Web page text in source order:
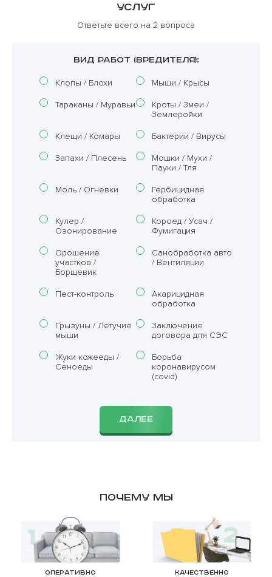
услуг
Ответьте всего на 2 вопроса
ВИД РАБОТ (ВРЕДИТЕЛЯ):
Клопы / Блохи Мыши / Крысы
Тараканы / Муравьи
Кроты / Змеи /
Землеройки
Клещи / Комары Бактерии / Вирусы
Запахи / Плесень
Мошки / Мухи /
Пауки / Тля
Моль / Огневки
Гербицидная
обработка
Кулер /
Озонирование
Короед / Усач /
Фумигация
Орошение
участков /
Борщевик
Санобработка авто
/ Вентиляции
Пест-контроль
Акарицидная
обработка
Грызуны / Летучие
мыши
Заключение
договора для СЭС
Жуки кожееды /
Сеноеды
Борьба
коронавирусом
(covid)
ДАЛЕЕ
Почему мы
Оперативно Качественно